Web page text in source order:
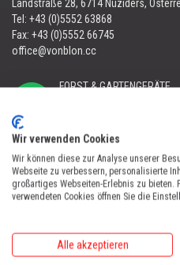
Landstraße 28, 6714 Nüziders,
Tel: +43 (0)5552 63868
Fax: +43 (0)5552 66745
office@vonblon.cc
FORST & GARTENGERÄTE
AUTOMOWER
Automower Kundendienst Nüziders
Tel:+43 (0)5552 31607
Maria-Theresien-Straße 77, 6890
Harry Zudrell
Wir verwenden Cookies
Wir können diese zur Analyse unserer
Webseite zu verbessern, personalisierte
großartiges Webseiten-Erlebnis zu bieten.
verwendeten Cookies öffnen Sie die
Alle akzeptieren